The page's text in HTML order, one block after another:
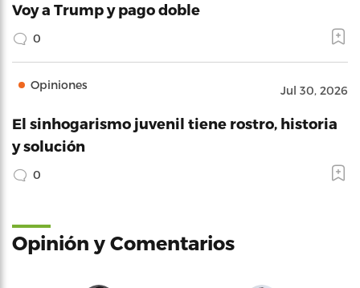
Voy a Trump y pago doble
0
Opiniones Jul 30, 2026
El sinhogarismo juvenil tiene rostro, historia
y solución
0
Opinión y Comentarios